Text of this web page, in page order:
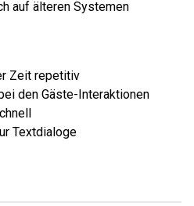
auf älteren Systemen
Zeit repetitiv
den Gäste-Interaktionen
Textdialoge